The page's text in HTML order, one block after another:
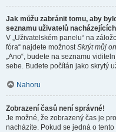
Jak můžu zabránit tomu, aby
seznamu uživatelů
V „Uživatelském panelu“ na
fóra“ najdete možnostSkrýt můj
„Ano“, budete na seznamu
sebe. Budete počítán jako skrytý
Nahoru
Zobrazení časů není správné!
Je možné, že zobrazený čas je
nacházíte. Pokud se jedná o